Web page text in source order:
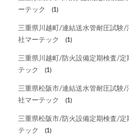
ーテック
(1)
三重県川越町/連結送水管耐圧試
社マーテック
(1)
三重県川越町/防火設備定期検査/
テック
(1)
三重県松阪市/連結送水管耐圧試
社マーテック
(1)
三重県松阪市/防火設備定期検査/
テック
(1)